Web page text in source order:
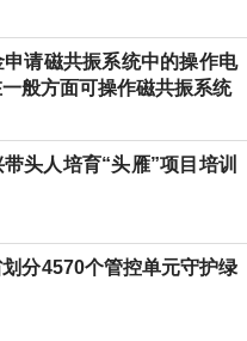
请磁共振系统中的操作电
般方面可操作磁共振系统
头人培育“头雁”项目培训
分4570个管控单元守护绿